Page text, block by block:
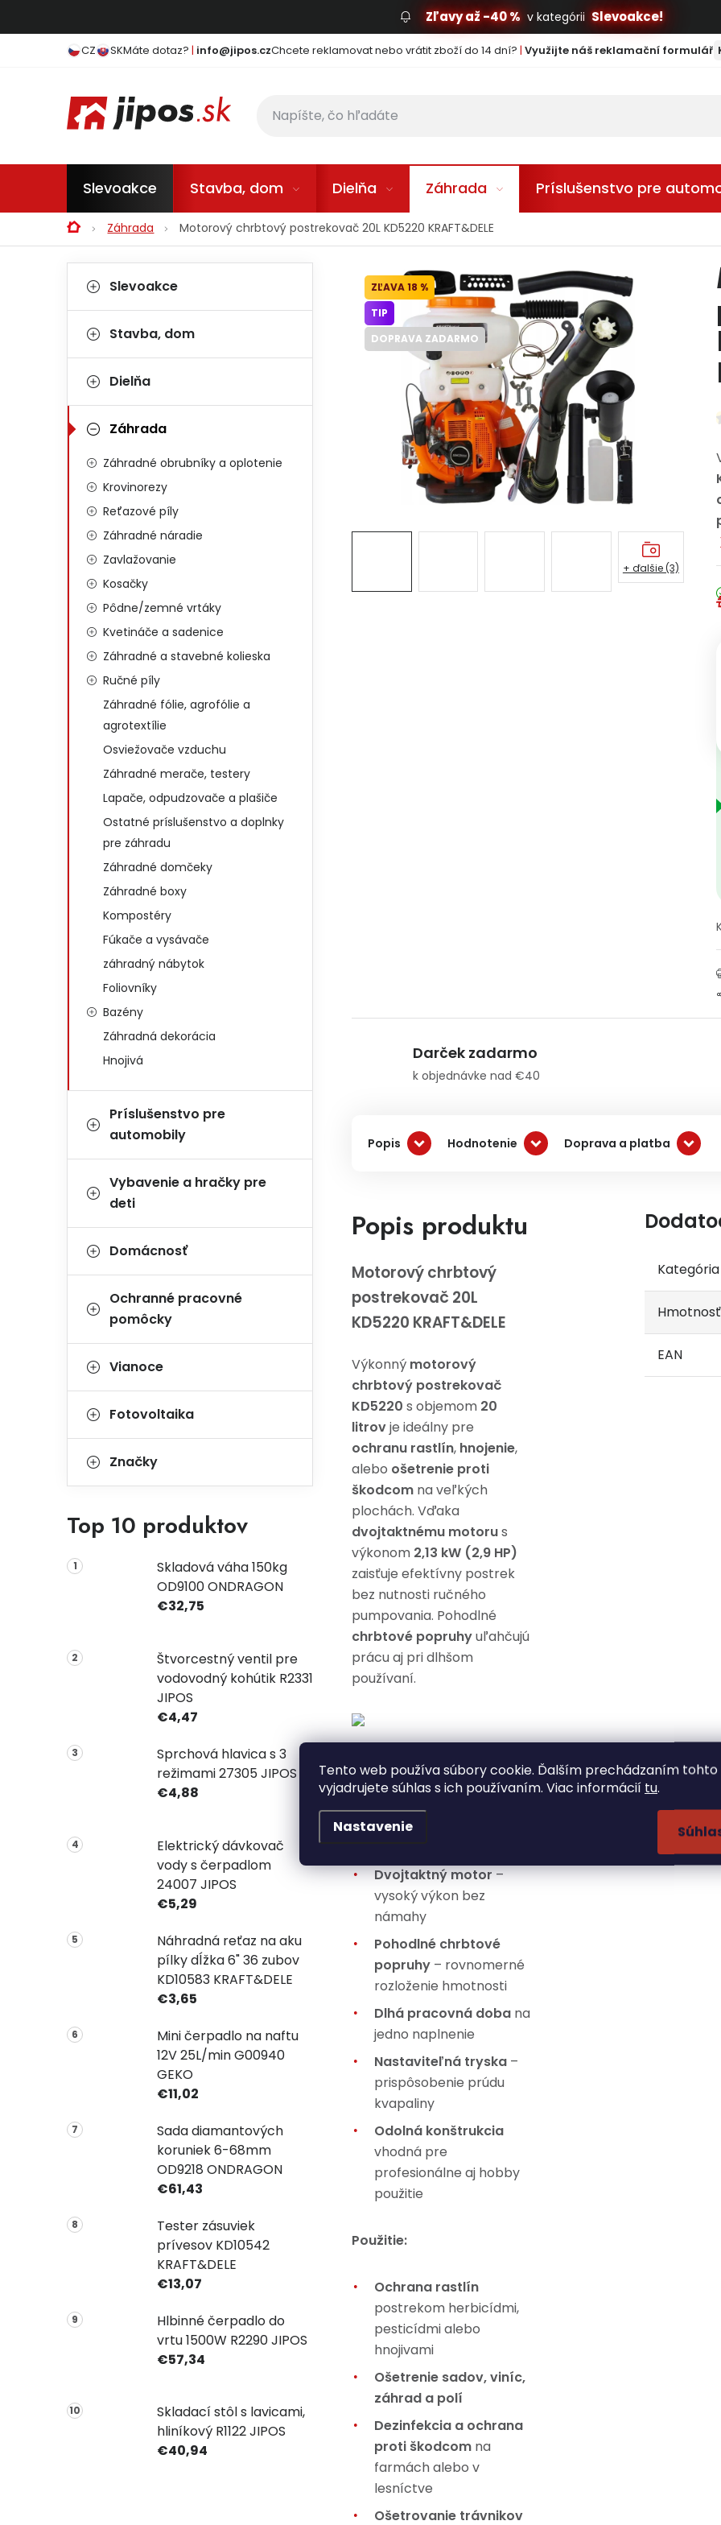
Tento web používa súbory cookie. Ďalším prechádzaním tohto
vyjadrujete súhlas s ich používaním. Viac informácií tu.
Nastavenie
Zľavy až -40 % v kategórii Slevoakce!
CZ SKMáte dotaz? | info@jipos.czChcete reklamovat nebo vrátit zboží do 14 dní? | Využijte náš reklamační formulář
Slevoakce Stavba, dom Dielňa Záhrada Príslušenstvo pre
DomovZáhrada Motorový chrbtový postrekovač 20L KD5220 KRAFT&DELE
Bočný panel
Kategórie
Slevoakce
Stavba, dom
Dielňa
Záhrada
Záhradné obrubníky a oplotenie
Krovinorezy
Reťazové píly
Záhradné náradie
Zavlažovanie
Kosačky
Pôdne/zemné vrtáky
Kvetináče a sadenice
Záhradné a stavebné kolieska
Ručné píly
Záhradné fólie, agrofólie a
agrotextílie
Osviežovače vzduchu
Záhradné merače, testery
Lapače, odpudzovače a plašiče
Ostatné príslušenstvo a doplnky
pre záhradu
Záhradné domčeky
Záhradné boxy
Kompostéry
Fúkače a vysávače
záhradný nábytok
Foliovníky
Bazény
Záhradná dekorácia
Hnojivá
Príslušenstvo pre
automobily
Vybavenie a hračky pre
deti
Domácnosť
Ochranné pracovné
pomôcky
Vianoce
Fotovoltaika
Značky
Top 10 produktov
Skladová váha 150kg
OD9100 ONDRAGON
€32,75
Štvorcestný ventil pre
vodovodný kohútik R2331
JIPOS
€4,47
Sprchová hlavica s 3
režimami 27305 JIPOS
€4,88
Elektrický dávkovač
vody s čerpadlom
24007 JIPOS
€5,29
Náhradná reťaz na aku
pílky dĺžka 6" 36 zubov
KD10583 KRAFT&DELE
€3,65
Mini čerpadlo na naftu
12V 25L/min G00940
GEKO
€11,02
Sada diamantových
koruniek 6-68mm
OD9218 ONDRAGON
€61,43
Tester zásuviek
prívesov KD10542
KRAFT&DELE
€13,07
Hlbinné čerpadlo do
vrtu 1500W R2290 JIPOS
€57,34
Skladací stôl s lavicami,
hliníkový R1122 JIPOS
€40,94
18 %
TIP
DOPRAVA ZADARMO
+ ďalšie (3)
Darček zadarmo
k objednávke nad €40
Popis Hodnotenie Doprava a platba
Popis produktu
Motorový chrbtový
postrekovač 20L
KD5220 KRAFT&DELE
Výkonný motorový
chrbtový postrekovač
KD5220 s objemom 20
litrovje ideálny pre
ochranu rastlín, hnojenie,
alebo ošetrenie proti
škodcom na veľkých
plochách. Vďaka
dvojtaktnému motorus
výkonom 2,13 kW (2,9 HP)
zaisťuje efektívny postrek
bez nutnosti ručného
pumpovania. Pohodlné
chrbtové popruhyuľahčujú
prácu aj pri dlhšom
používaní.
Veľká nádrž s objemom
20 litrov
Dvojtaktný motor–
vysoký výkon bez
námahy
Pohodlné chrbtové
popruhy – rovnomerné
rozloženie hmotnosti
Dlhá pracovná doba na
jedno naplnenie
Nastaviteľná tryska –
prispôsobenie prúdu
kvapaliny
Odolná konštrukcia
vhodná pre
profesionálne aj hobby
použitie
Použitie:
Ochrana rastlín
postrekom herbicídmi,
pesticídmi alebo
hnojivami
Ošetrenie sadov, viníc,
záhrad a polí
Dezinfekcia a ochrana
proti škodcom na
farmách alebo v
lesníctve
Ošetrovanie trávnikov
Kategória
Hmotnosť
EAN